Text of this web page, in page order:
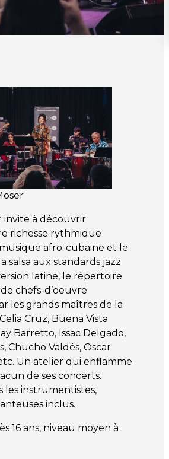
invite à découvrir
richesse rythmique
afro-cubaine et le
salsa aux standards jazz
latine, le répertoire
chefs-d’oeuvre
les grands maîtres de la
Cruz, Buena Vista
Barretto, Issac Delgado,
Chucho Valdés, Oscar
Un atelier qui enflamme
de ses concerts.
les instrumentistes,
inclus.
16 ans, niveau moyen à